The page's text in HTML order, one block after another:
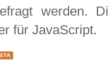
werden.
für JavaScript.